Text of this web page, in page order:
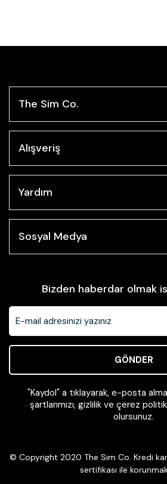
The Sim Co.
Alışveriş
Yardım
Sosyal Medya
Bizden haberdar olmak
GÖNDER
"Kaydol" a tıklayarak, e-posta
şartlarımızı, gizlilik ve çerez
olursunuz.
© Copyright 2020 The Sim Co. Kredi
sertifikası ile